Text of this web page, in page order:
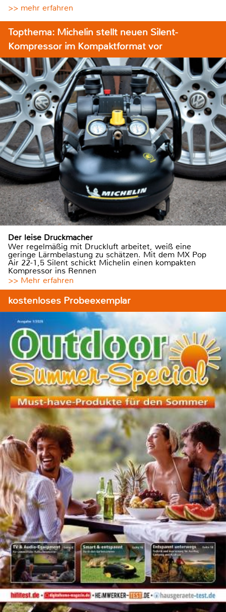
>> mehr erfahren
Topthema: Michelin stellt neuen Silent-
Kompressor im Kompaktformat vor
Der leise Druckmacher
Wer regelmäßig mit Druckluft arbeitet, weiß eine
geringe Lärmbelastung zu schätzen. Mit dem MX Pop
Air 22-1,5 Silent schickt Michelin einen kompakten
Kompressor ins Rennen
>> Mehr erfahren
kostenloses Probeexemplar